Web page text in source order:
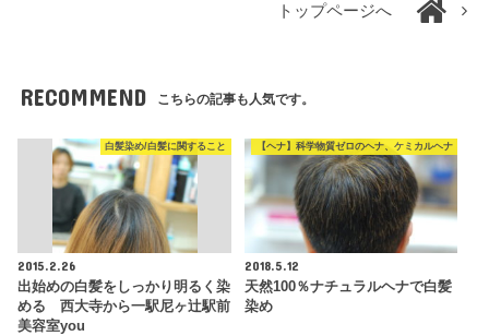
トップページへ
RECOMMEND こちらの記事も人気です。
白髪染め/白髪に関すること
2015.2.26
出始めの白髪をしっかり明るく染
める 西大寺から一駅尼ヶ辻駅前
美容室you
【ヘナ】科学物質ゼロのヘナ、ケミカルヘナ
2018.5.12
天然100％ナチュラルヘナで白髪
染め